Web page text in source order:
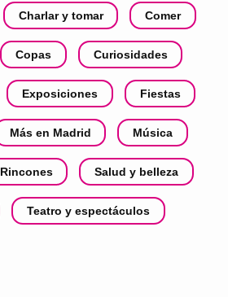
Charlar y tomar Comer
Copas Curiosidades
Exposiciones Fiestas
Más en Madrid Música
Rincones Salud y belleza
Teatro y espectáculos